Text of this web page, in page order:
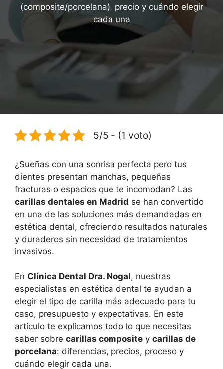
(composite/porcelana), precio y cuándo elegir
cada una
5/5 - (1 voto)
¿Sueñas con una sonrisa perfecta pero tus
dientes presentan manchas, pequeñas
fracturas o espacios que te incomodan? Las
carillas dentales en Madrid se han convertido
en una de las soluciones más demandadas en
estética dental, ofreciendo resultados naturales
y duraderos sin necesidad de tratamientos
invasivos.
En Clínica Dental Dra. Nogal, nuestras
especialistas en estética dental te ayudan a
elegir el tipo de carilla más adecuado para tu
caso, presupuesto y expectativas. En este
artículo te explicamos todo lo que necesitas
saber sobre carillas composite y carillas de
porcelana: diferencias, precios, proceso y
cuándo elegir cada una.